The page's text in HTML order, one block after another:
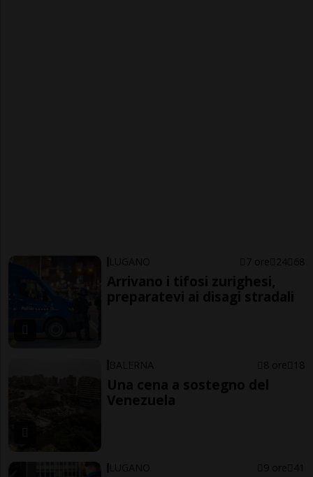
LUGANO 7 ore 24 68
Arrivano i tifosi zurighesi,
preparatevi ai disagi stradali
BALERNA 8 ore 18
Una cena a sostegno del
Venezuela
LUGANO 9 ore 41